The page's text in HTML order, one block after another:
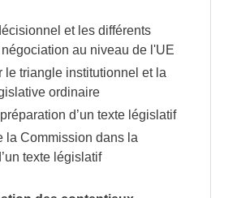
et les différents
au niveau de l'UE
le triangle institutionnel et la
ordinaire
d’un texte législatif
la Commission dans la
texte législatif